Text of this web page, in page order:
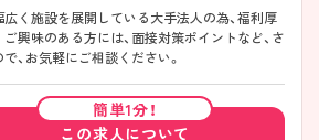
く施設を展開している大手法人の為、福利厚
、お気軽にご相談ください。
簡単1分！
この求人について